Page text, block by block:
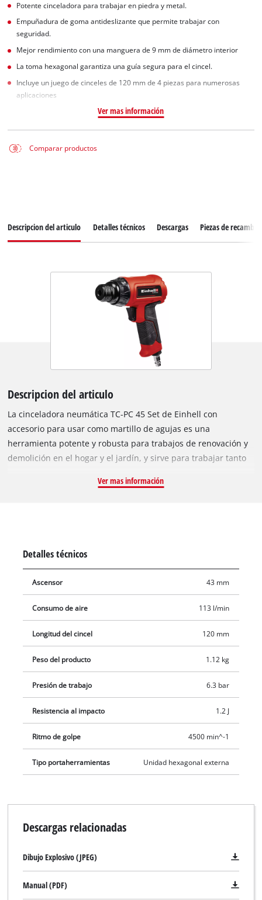
Potente cinceladora para trabajar en piedra y metal.
Empuñadura de goma antideslizante que permite trabajar con
seguridad.
Mejor rendimiento con una manguera de 9 mm de diámetro interior
La toma hexagonal garantiza una guía segura para el cincel.
Incluye un juego de cinceles de 120 mm de 4 piezas para numerosas
aplicaciones
Ver mas información
Comparar productos
Descripcion del articulo Detalles técnicos Descargas Piezas de recambio
Descripcion del articulo
La cinceladora neumática TC-PC 45 Set de Einhell con
accesorio para usar como martillo de agujas es una
herramienta potente y robusta para trabajos de renovación y
demolición en el hogar y el jardín, y sirve para trabajar tanto
goma antideslizante y fácil de usar para trabajar con
cinceladora neumática ofrece un mejor rendimiento con una
equipamiento. En el suministro también se incluye un juego
de cinceles de 120 milímetros de cuatro piezas, así como el
accesorio para usarlo como martillo de agujas, el cual ayuda a
eliminar el óxido y limpiar superficies. El juego también
incluye una botella de aceite, una boquilla y un muelle tensor.
Ver mas información
Detalles técnicos
Ascensor 43 mm
Consumo de aire 113 l/min
Longitud del cincel 120 mm
Peso del producto 1.12 kg
Presión de trabajo 6.3 bar
Resistencia al impacto 1.2 J
Ritmo de golpe 4500 min^-1
Tipo portaherramientas Unidad hexagonal externa
Descargas relacionadas
Dibujo Explosivo (JPEG)
Manual (PDF)